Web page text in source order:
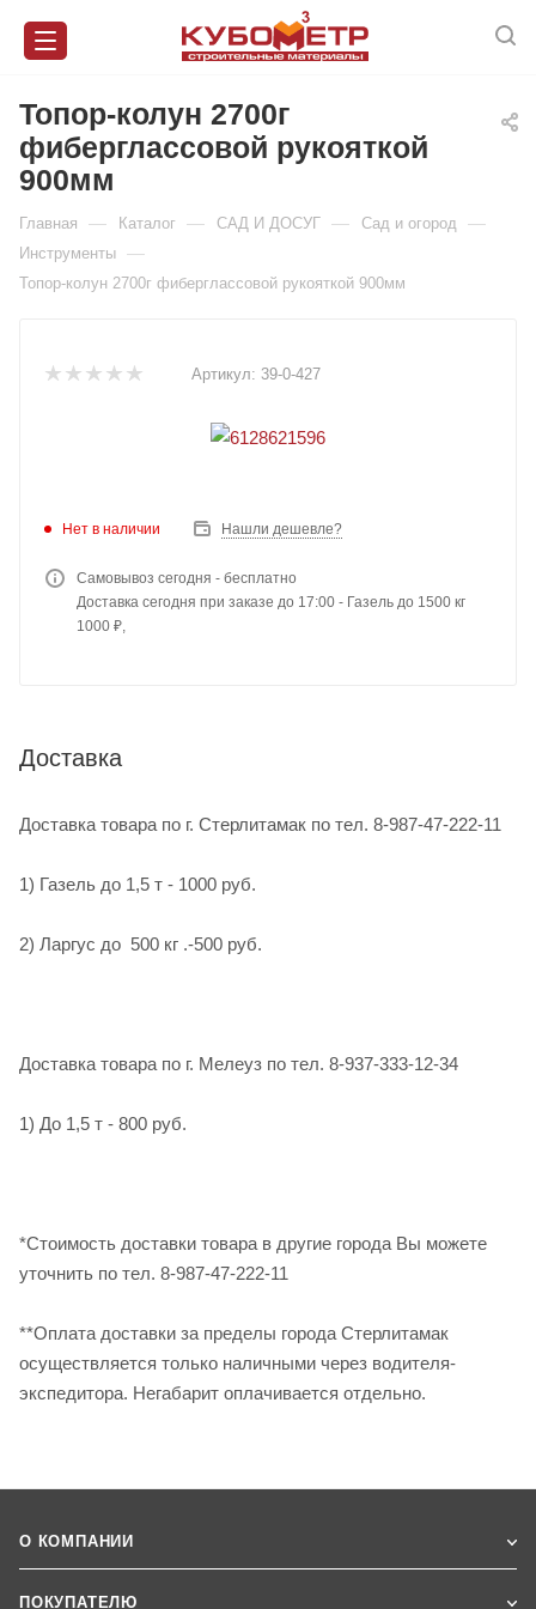
Топор-колун 2700г
фиберглассовой рукояткой
900мм
Главная — Каталог — САД И ДОСУГ — Сад и огород —
Инструменты —
Топор-колун 2700г фиберглассовой рукояткой 900мм
Артикул: 39-0-427
Нет в наличии Нашли дешевле?
Самовывоз сегодня - бесплатно
Доставка сегодня при заказе до 17:00 - Газель до 1500 кг
1000 ₽,
Доставка
Доставка товара по г. Стерлитамак по тел. 8-987-47-222-11
1) Газель до 1,5 т - 1000 руб.
2) Ларгус до 500 кг .-500 руб.
Доставка товара по г. Мелеуз по тел. 8-937-333-12-34
1) До 1,5 т - 800 руб.
*Стоимость доставки товара в другие города Вы можете
уточнить по тел. 8-987-47-222-11
**Оплата доставки за пределы города Стерлитамак
осуществляется только наличными через водителя-
экспедитора. Негабарит оплачивается отдельно.
О КОМПАНИИ
ПОКУПАТЕЛЮ